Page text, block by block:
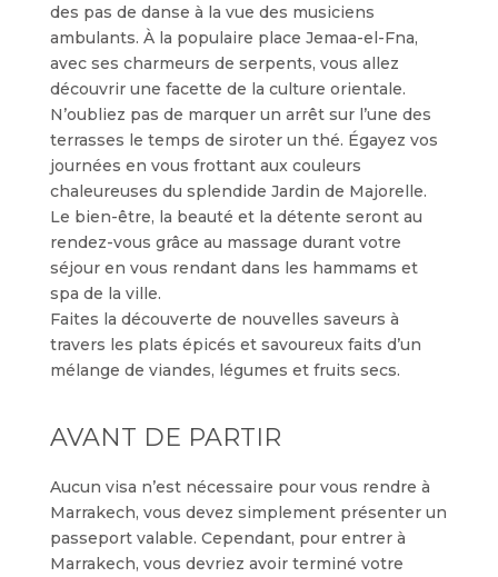
des pas de danse à la vue des musiciens
ambulants. À la populaire place Jemaa-el-Fna,
avec ses charmeurs de serpents, vous allez
découvrir une facette de la culture orientale.
N’oubliez pas de marquer un arrêt sur l’une des
terrasses le temps de siroter un thé. Égayez vos
journées en vous frottant aux couleurs
chaleureuses du splendide Jardin de Majorelle.
Le bien-être, la beauté et la détente seront au
rendez-vous grâce au massage durant votre
séjour en vous rendant dans les hammams et
spa de la ville.
Faites la découverte de nouvelles saveurs à
travers les plats épicés et savoureux faits d’un
mélange de viandes, légumes et fruits secs.
AVANT DE PARTIR
Aucun visa n’est nécessaire pour vous rendre à
Marrakech, vous devez simplement présenter un
passeport valable. Cependant, pour entrer à
Marrakech, vous devriez avoir terminé votre